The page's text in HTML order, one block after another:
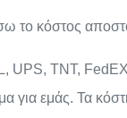
το κόστος
UPS, TNT,
για εμάς. Τα